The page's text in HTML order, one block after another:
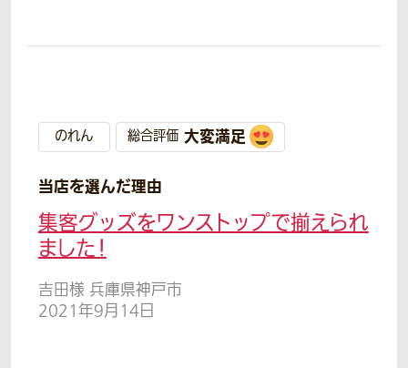
のれん 総合評価 大変満足
当店を選んだ理由
集客グッズをワンストップで揃えられ
ました！
吉田様 兵庫県神戸市
2021年9月14日